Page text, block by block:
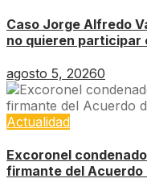
Caso Jorge Alfredo
no quieren participar
agosto 5, 20260
Actualidad
Excoronel
firmante del Acuerdo